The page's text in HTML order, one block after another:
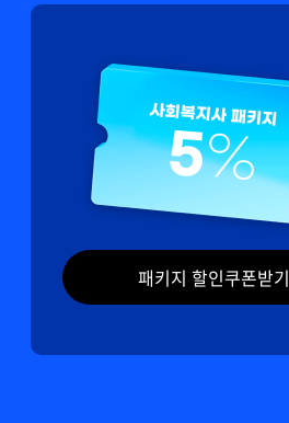
패키지 할인쿠폰받기